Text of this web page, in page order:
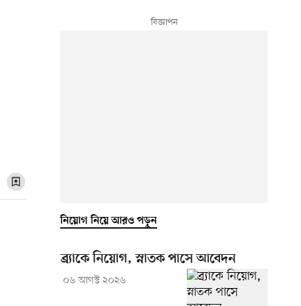
নিয়োগ নিয়ে আরও পড়ুন
ব্র্যাকে নিয়োগ, স্নাতক পাসে আবেদন
০৬ আগস্ট ২০২৬